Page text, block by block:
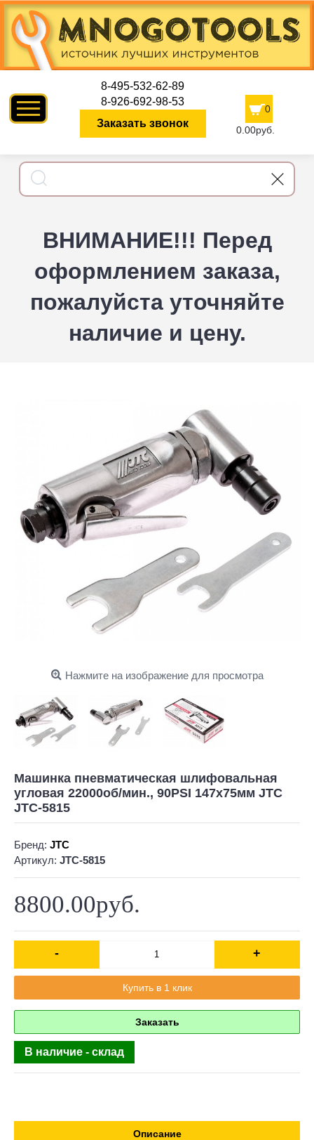
8-495-532-62-89
8-926-692-98-53
Заказать звонок
0
0.00руб.
ВНИМАНИЕ!!! Перед
оформлением заказа,
пожалуйста уточняйте
наличие и цену.
Нажмите на изображение для просмотра
Машинка пневматическая шлифовальная
угловая 22000об/мин., 90PSI 147х75мм JTC
JTC-5815
Бренд: JTC
Артикул: JTC-5815
8800.00руб.
- +
Купить в 1 клик
Заказать
В наличие - склад
Описание